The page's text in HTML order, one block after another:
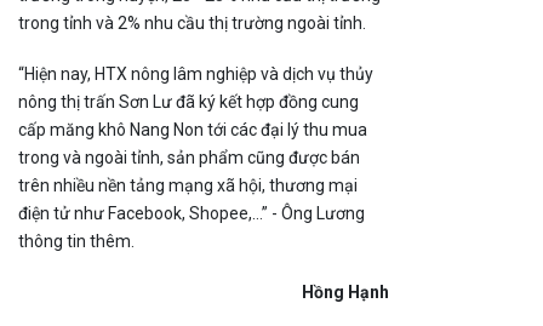
trong tỉnh và 2% nhu cầu thị trường ngoài tỉnh.
“Hiện nay, HTX nông lâm nghiệp và dịch vụ thủy
nông thị trấn Sơn Lư đã ký kết hợp đồng cung
cấp măng khô Nang Non tới các đại lý thu mua
trong và ngoài tỉnh, sản phẩm cũng được bán
trên nhiều nền tảng mạng xã hội, thương mại
điện tử như Facebook, Shopee,…” - Ông Lương
thông tin thêm.
Hồng Hạnh